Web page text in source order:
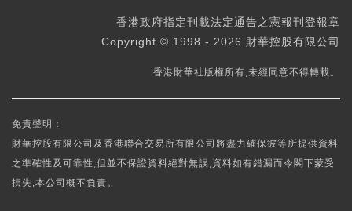
香港政府指定刊載法定通告之憲報刊登報章
Copyright © 1998 - 2026 財華控股有限公司
香港財華社版權所有,未經同意不得轉載。
免責聲明：
財華控股有限公司及香港聯合交易所有限公司將盡力確保彼等所提供資料
之準確性及可靠性,但並不保證資料絕對無誤,資料如有錯漏而令閣下蒙受
損失,本公司概不負責。